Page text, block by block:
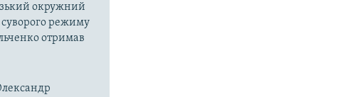
окружний
суворого режиму
отримав